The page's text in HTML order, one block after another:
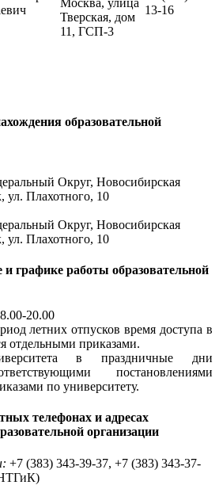
Москва, улица
Тверская, дом
11, ГСП-3
13-16
образовательной
Округ, Новосибирская
ул. Плахотного, 10
Округ, Новосибирская
ул. Плахотного, 10
графике работы образовательной
20.00
летних отпусков время доступа в
отдельными приказами.
в праздничные дни
постановлениями
по университету.
телефонах и адресах
организации
+7 (383) 343-39-37, +7 (383) 343-37-